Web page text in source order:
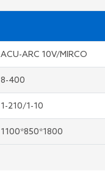
ACU-ARC 10V/MIRCO
8-400
1-210/1-10
1100*850*1800